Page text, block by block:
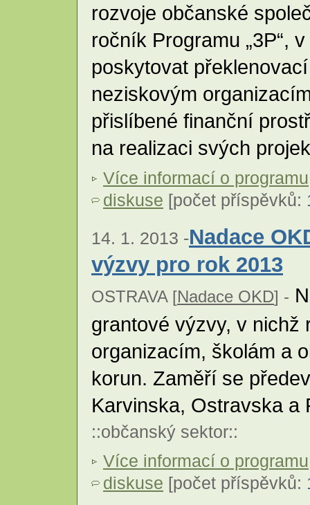
rozvoje občanské
ročník Programu „3P“,
poskytovat
neziskovým
přislíbené finanční
na realizaci svých
Více informací o programu
diskuse [počet příspěvků:
14. 1. 2013 -Nadace
výzvy pro rok 2013
OSTRAVA [Nadace OKD] -
grantové výzvy, v nichž
organizacím, školám a
korun. Zaměří se
Karvinska, Ostravska
::občanský sektor::
Více informací o programu
diskuse [počet příspěvků: